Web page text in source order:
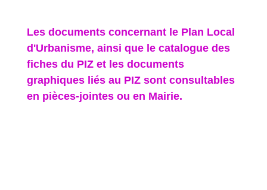
Les documents concernant le Plan Local
d'Urbanisme, ainsi que le catalogue des
fiches du PIZ et les documents
graphiques liés au PIZ sont consultables
en pièces-jointes ou en Mairie.